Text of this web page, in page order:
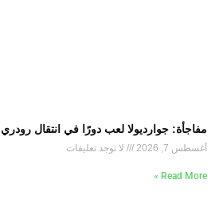
مفاجأة: جوارديولا لعب دورًا في انتقال
أغسطس 7, 2026 لا توجد تعليقات
Read More »